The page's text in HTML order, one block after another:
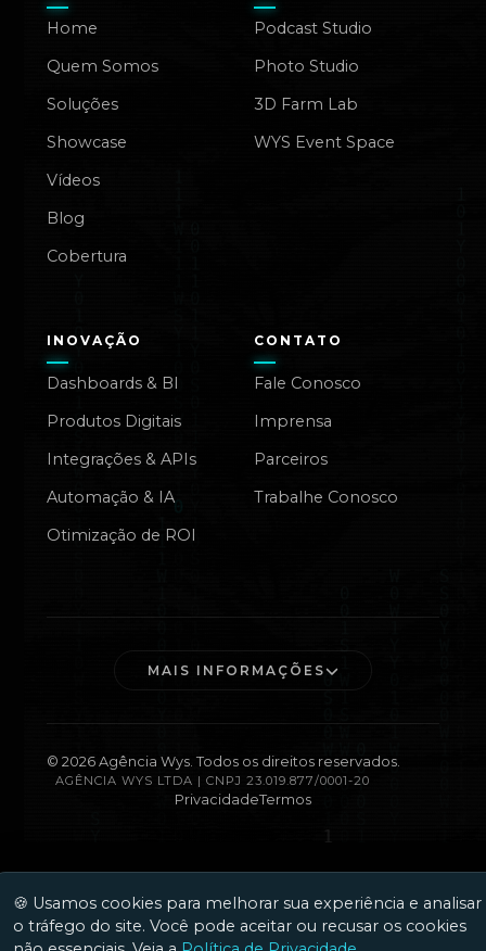
Home
Quem Somos
Soluções
Showcase
Vídeos
Blog
Cobertura
Podcast Studio
Photo Studio
3D Farm Lab
WYS Event Space
INOVAÇÃO
Dashboards & BI
Produtos Digitais
Integrações & APIs
Automação & IA
Otimização de ROI
CONTATO
Fale Conosco
Imprensa
Parceiros
Trabalhe Conosco
MAIS INFORMAÇÕES
© 2026Agência Wys. Todos os direitos reservados.
AGÊNCIA WYS LTDA | CNPJ 23.019.877/0001-20
PrivacidadeTermos
🍪 Usamos cookies para melhorar sua experiência e analisar
o tráfego do site. Você pode aceitar ou recusar os cookies